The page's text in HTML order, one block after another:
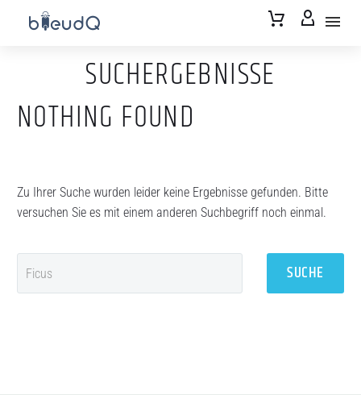
SUCHERGEBNISSE
NOTHING FOUND
Zu Ihrer Suche wurden leider keine Ergebnisse gefunden. Bitte
versuchen Sie es mit einem anderen Suchbegriff noch einmal.
SUCHE